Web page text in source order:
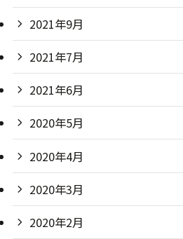
2021年9月
2021年7月
2021年6月
2020年5月
2020年4月
2020年3月
2020年2月